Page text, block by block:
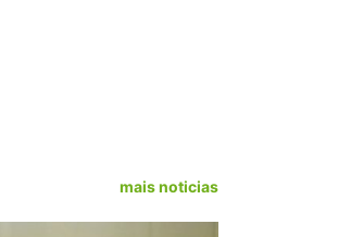
mais noticias